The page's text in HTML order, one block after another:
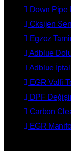
Down Pipe
Oksijen
Egzoz
Adblue
Adblue
EGR Valfi
DPF
Carbon
EGR